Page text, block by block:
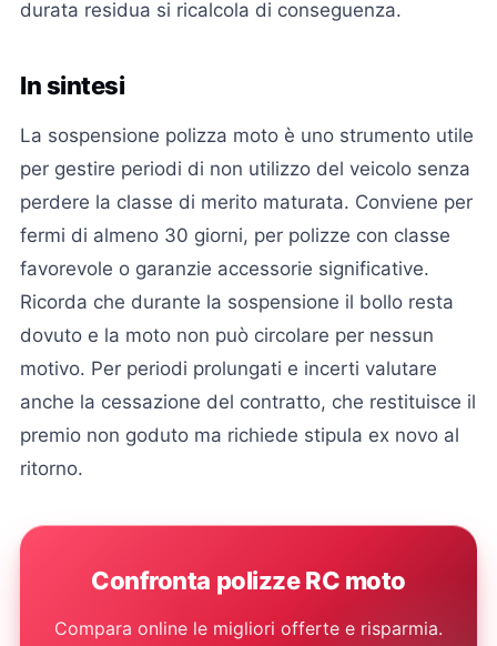
durata residua si ricalcola di conseguenza.
In sintesi
La sospensione polizza moto è uno strumento utile
per gestire periodi di non utilizzo del veicolo senza
perdere la classe di merito maturata. Conviene per
fermi di almeno 30 giorni, per polizze con classe
favorevole o garanzie accessorie significative.
Ricorda che durante la sospensione il bollo resta
dovuto e la moto non può circolare per nessun
motivo. Per periodi prolungati e incerti valutare
anche la cessazione del contratto, che restituisce il
premio non goduto ma richiede stipula ex novo al
ritorno.
Confronta polizze RC moto
Compara online le migliori offerte e risparmia.